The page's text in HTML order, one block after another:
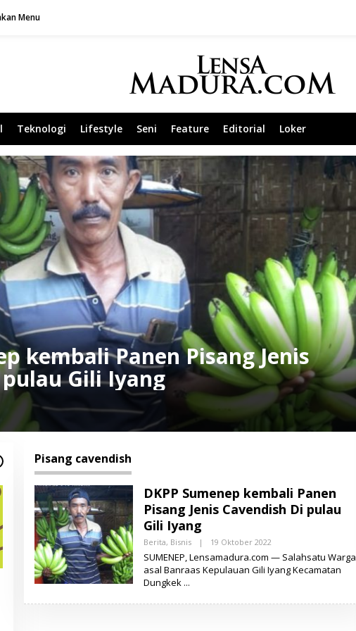
Menu
Teknologi Lifestyle Seni Feature Editorial Loker
kembali Panen Pisang Jenis
Gili Iyang
Pisang cavendish
DKPP Sumenep kembali Panen
Pisang Jenis Cavendish Di pulau
Gili Iyang
Berita, Bisnis | 19 Oktober 2022
E
H
SUMENEP, Lensamadura.com — Salahsatu Warga
asal Banraas Kepulauan Gili Iyang Kecamatan
Dungkek